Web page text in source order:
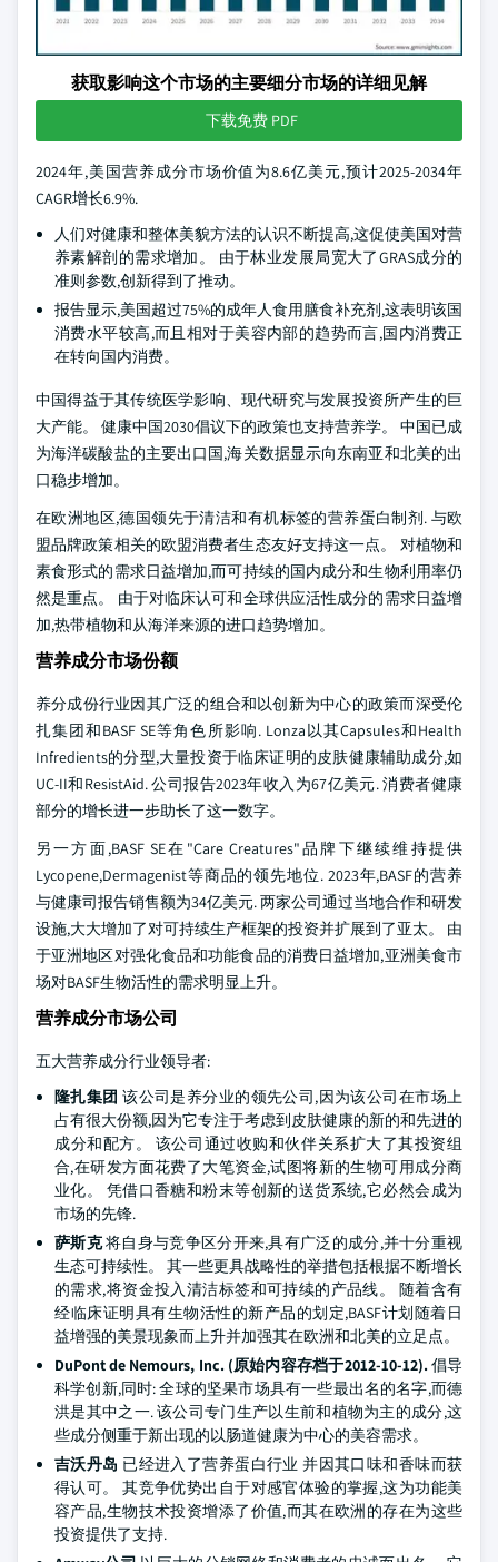
获取影响这个市场的主要细分市场的详细见解
下载免费 PDF
2024年,美国营养成分市场价值为8.6亿美元,预计2025-2034年
CAGR增长6.9%.
人们对健康和整体美貌方法的认识不断提高,这促使美国对营
养素解剖的需求增加。 由于林业发展局宽大了GRAS成分的
准则参数,创新得到了推动。
报告显示,美国超过75%的成年人食用膳食补充剂,这表明该国
消费水平较高,而且相对于美容内部的趋势而言,国内消费正
在转向国内消费。
中国得益于其传统医学影响、现代研究与发展投资所产生的巨
大产能。 健康中国2030倡议下的政策也支持营养学。 中国已成
为海洋碳酸盐的主要出口国,海关数据显示向东南亚和北美的出
口稳步增加。
在欧洲地区,德国领先于清洁和有机标签的营养蛋白制剂. 与欧
盟品牌政策相关的欧盟消费者生态友好支持这一点。 对植物和
素食形式的需求日益增加,而可持续的国内成分和生物利用率仍
然是重点。 由于对临床认可和全球供应活性成分的需求日益增
加,热带植物和从海洋来源的进口趋势增加。
营养成分市场份额
养分成份行业因其广泛的组合和以创新为中心的政策而深受伦
扎集团和BASF SE等角色所影响. Lonza以其Capsules和Health
Infredients的分型,大量投资于临床证明的皮肤健康辅助成分,如
UC-II和ResistAid. 公司报告2023年收入为67亿美元. 消费者健康
部分的增长进一步助长了这一数字。
另一方面,BASF SE在"Care Creatures"品牌下继续维持提供
Lycopene,Dermagenist等商品的领先地位. 2023年,BASF的营养
与健康司报告销售额为34亿美元. 两家公司通过当地合作和研发
设施,大大增加了对可持续生产框架的投资并扩展到了亚太。 由
于亚洲地区对强化食品和功能食品的消费日益增加,亚洲美食市
场对BASF生物活性的需求明显上升。
营养成分市场公司
五大营养成分行业领导者:
隆扎集团 该公司是养分业的领先公司,因为该公司在市场上
占有很大份额,因为它专注于考虑到皮肤健康的新的和先进的
成分和配方。 该公司通过收购和伙伴关系扩大了其投资组
合,在研发方面花费了大笔资金,试图将新的生物可用成分商
业化。 凭借口香糖和粉末等创新的送货系统,它必然会成为
市场的先锋.
萨斯克将自身与竞争区分开来,具有广泛的成分,并十分重视
生态可持续性。 其一些更具战略性的举措包括根据不断增长
的需求,将资金投入清洁标签和可持续的产品线。 随着含有
经临床证明具有生物活性的新产品的划定,BASF计划随着日
益增强的美景现象而上升并加强其在欧洲和北美的立足点。
DuPont de Nemours, Inc. (原始内容存档于2012-10-12).倡导
科学创新,同时: 全球的坚果市场具有一些最出名的名字,而德
洪是其中之一. 该公司专门生产以生前和植物为主的成分,这
些成分侧重于新出现的以肠道健康为中心的美容需求。
吉沃丹岛 已经进入了营养蛋白行业 并因其口味和香味而获
得认可。 其竞争优势出自于对感官体验的掌握,这为功能美
容产品,生物技术投资增添了价值,而其在欧洲的存在为这些
投资提供了支持.